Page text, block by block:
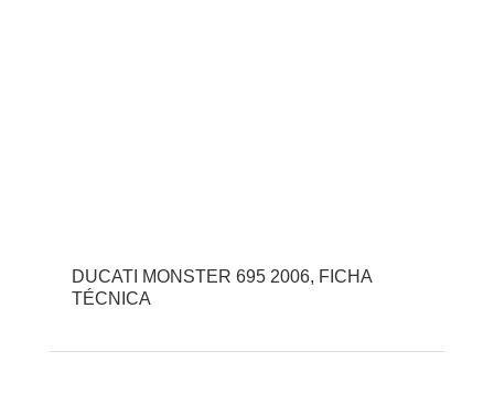
DUCATI MONSTER 695 2006, FICHA
TÉCNICA